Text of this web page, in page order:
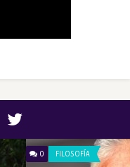
0 FILOSOFÍA